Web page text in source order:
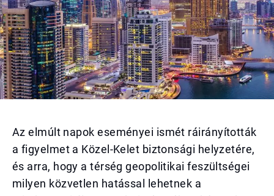
Az elmúlt napok eseményei ismét ráirányították
a figyelmet a Közel-Kelet biztonsági helyzetére,
és arra, hogy a térség geopolitikai feszültségei
milyen közvetlen hatással lehetnek a